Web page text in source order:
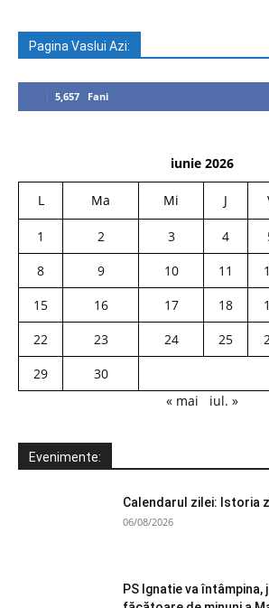
Pagina Vaslui Azi:
5,657 Fani
iunie 2026
L Ma Mi J
1 2 3 4
8
9 10 11
15
16 17 18
22
23 24 25
29
30
« mai
iul. »
Evenimente:
Calendarul zilei: Istoria
06/08/2026
PS Ignatie va întâmpina,